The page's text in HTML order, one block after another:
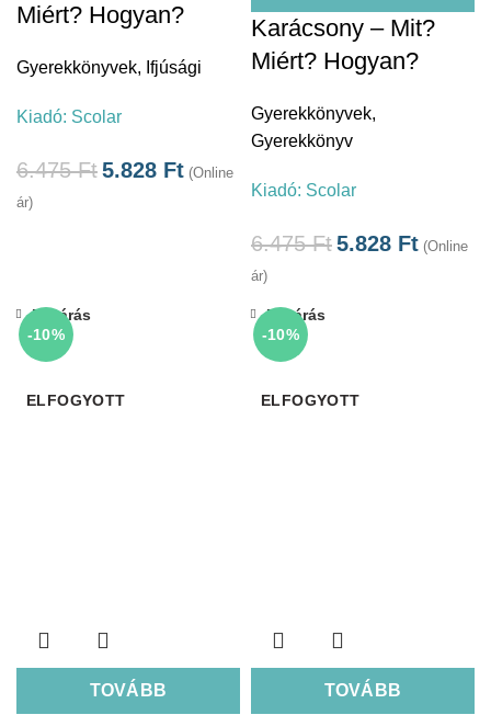
Miért? Hogyan?
Gyerekkönyvek, Ifjúsági
Kiadó: Scolar
6.475Ft5.828 Ft (Online
ár)
Karácsony – Mit?
Miért? Hogyan?
Gyerekkönyvek,
Gyerekkönyv
Kiadó: Scolar
6.475Ft5.828 Ft (Online
ár)
-10%
ELFOGYOTT
TOVÁBB
Bezárás
-10%
ELFOGYOTT
TOVÁBB
Bezárás